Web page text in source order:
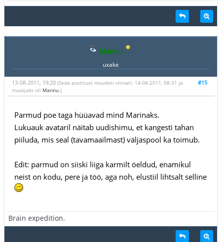
Mannu
uxake
#15
13-08-2011, 19:20 (Seda postitust muudeti viimati: 14-08-2011, 08:31 ja
muutjaks oli Mannu.)
Parmud poe taga hüüavad mind Marinaks.
Lukuauk avataril näitab uudishimu, et kangesti tahan
piiluda, mis seal (tavamaailmast) väljaspool ka toimub.
Edit: parmud on siiski liiga karmilt öeldud, enamikul
neist on kodu, pere ja töö, aga noh, elustiil lihtsalt selline
Brain expedition.